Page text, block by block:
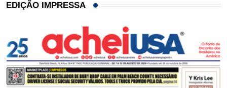
EDIÇÃO IMPRESSA